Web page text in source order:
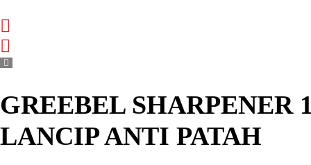
GREEBEL SHARPENER
LANCIP ANTI PATAH